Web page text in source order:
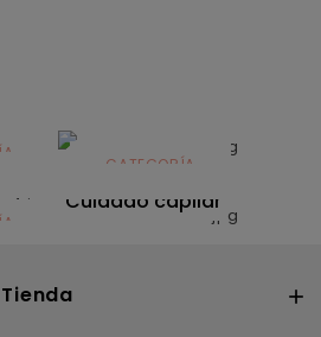
CATEGORÍA
Solares
Cuidado capilar
